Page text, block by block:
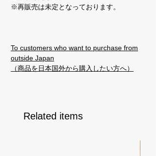
※再販売は未定となっております。
To customers who want to purchase from
outside Japan
（商品を日本国外から購入したい方へ）
Related items